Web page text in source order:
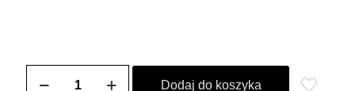
Łańcuszek
Dodaj do koszyka